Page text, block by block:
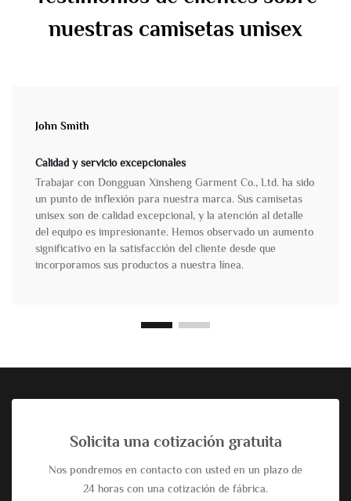
nuestras camisetas unisex
John Smith
Calidad y servicio excepcionales
Trabajar con Dongguan Xinsheng Garment Co., Ltd. ha sido
un punto de inflexión para nuestra marca. Sus camisetas
unisex son de calidad excepcional, y la atención al detalle
del equipo es impresionante. Hemos observado un aumento
significativo en la satisfacción del cliente desde que
incorporamos sus productos a nuestra línea.
Solicita una cotización gratuita
Nos pondremos en contacto con usted en un plazo de
24 horas con una cotización de fábrica.